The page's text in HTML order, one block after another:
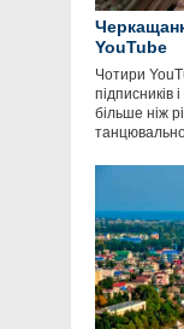
YouTube
Чотири
підписників
більше ніж